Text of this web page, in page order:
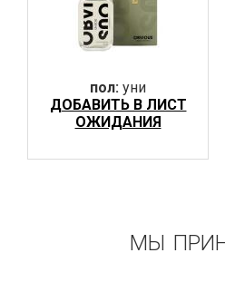
пол: уни
ДОБАВИТЬ В ЛИСТ
ОЖИДАНИЯ
МЫ